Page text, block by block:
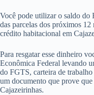
Você pode utilizar o saldo do
das parcelas dos próximos 12
crédito habitacional em
Para resgatar esse dinheiro
Econômica Federal levando
do FGTS, carteira de
um documento que prove
Cajazeirinhas.